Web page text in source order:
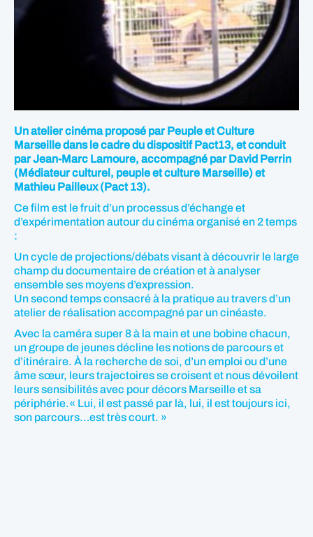
Un atelier cinéma proposé par Peuple et Culture
Marseille dans le cadre du dispositif Pact13, et conduit
par Jean-Marc Lamoure, accompagné par David Perrin
(Médiateur culturel, peuple et culture Marseille) et
Mathieu Pailleux (Pact 13).
Ce film est le fruit d’un processus d’échange et
d’expérimentation autour du cinéma organisé en 2 temps
:
Un cycle de projections/débats visant à découvrir le large
champ du documentaire de création et à analyser
ensemble ses moyens d’expression.
Un second temps consacré à la pratique au travers d’un
atelier de réalisation accompagné par un cinéaste.
Avec la caméra super 8 à la main et une bobine chacun,
un groupe de jeunes décline les notions de parcours et
d’itinéraire. À la recherche de soi, d’un emploi ou d’une
âme sœur, leurs trajectoires se croisent et nous dévoilent
leurs sensibilités avec pour décors Marseille et sa
périphérie.« Lui, il est passé par là, lui, il est toujours ici,
son parcours…est très court. »